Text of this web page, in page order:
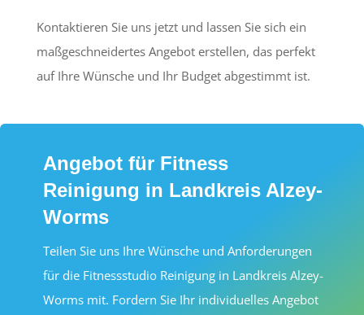
Kontaktieren Sie uns jetzt und lassen Sie sich ein
maßgeschneidertes Angebot erstellen, das perfekt
auf Ihre Wünsche und Ihr Budget abgestimmt ist.
Angebot für Fitness
Reinigung in Landkreis Alzey-
Worms
Teilen Sie uns Ihre Wünsche und Anforderungen
für die Fitnessstudio Reinigung in Landkreis Alzey-
Worms mit. Fordern Sie Ihr individuelles Angebot